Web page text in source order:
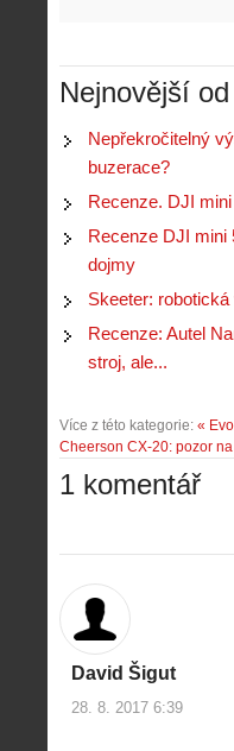
Nejnovější
Nepřekročitelný
buzerace?
Recenze. DJI
Recenze DJI mini
dojmy
Skeeter:
Recenze: Autel
stroj, ale...
Více z této kategorie: «
Cheerson CX-20: pozor
1 komentář
David Šigut
28. 8. 2017 6:39